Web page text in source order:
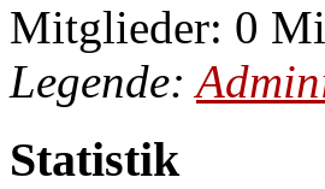
Mitglieder: 0
Legende:
Statistik